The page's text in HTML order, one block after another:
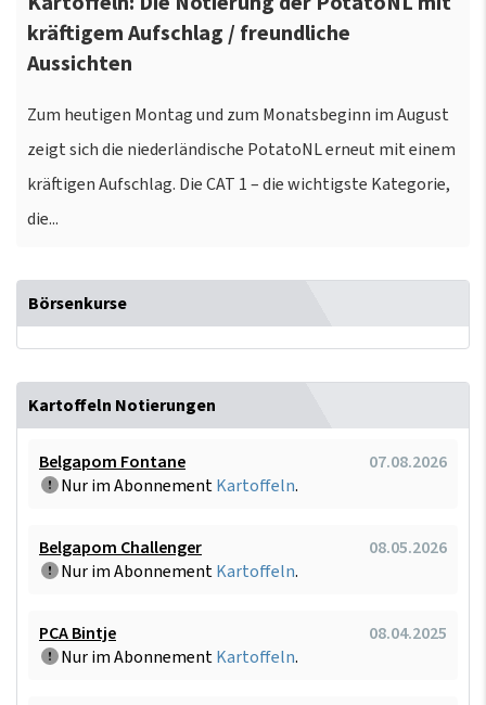
kräftigem Aufschlag / freundliche
Aussichten
Zum heutigen Montag und zum Monatsbeginn im August
zeigt sich die niederländische PotatoNL erneut mit einem
kräftigen Aufschlag. Die CAT 1 – die wichtigste Kategorie,
die...
Börsenkurse
Kartoffeln Notierungen
Belgapom Fontane
07.08.2026
Nur im AbonnementKartoffeln.
Belgapom Challenger
08.05.2026
Nur im AbonnementKartoffeln.
PCA Bintje
08.04.2025
Nur im AbonnementKartoffeln.